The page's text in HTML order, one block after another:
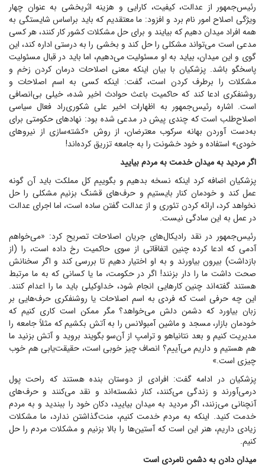
رئیس‌جمهور از عدالت، کیفیت، کارایی و هزینه اثربخشی به عنوان چهار
ویژگی اصلاح امور نام برد و افزود: ما معتقدیم که باید براساس شایستگی به
همه افراد میدان دهیم که بیایند و برای حل مشکلات کشور کار کنند، هر کسی
مدعی است می‌تواند مشکلی را حل کند و بخشی را به درستی اداره کند، این
گوی و این میدان، بیاید به او مسئولیت می‌دهیم، اما باید در قبال مسئولیت
پاسخگو باشد. پزشکیان با بیان اینکه معنی اصلاحات درمان کردن زخم و
مشکلات را برطرف کردن است، گفت: اینکه کسی به اسم اصلاحات و
روشنفکری ادعا کند که حاکمیت باعث حوادث اخیر شده، خیلی بی‌انصافی
است. اشاره رئیس‌جمهور به اظهارات اخیر علی شکوری‌راد فعال سیاسی
اصلاح‌طلب است که چندی پیش در مدعی شده بود: نهاد‌های حکومتی برای
به‌دست آوردن بهانه سرکوب معترضان، از روش «کشته‌سازی از نیرو‌های
خودی» استفاده و خود خشونت را به جامعه تزریق کرده‌اند!
اگر مردید به میدان خدمت به مردم بیایید
پزشکیان اضافه کرد اینکه نسخه بدهیم و بگوییم کل مملکت باید آن گونه
عمل کند و خودمان کنار بایستیم و حرف‌های قشنگ بزنیم مشکلی را حل
نخواهد کرد، ارائه کردن تئوری و از عدالت گفتن ساده است، اما اجرای عدالت
در عمل به این سادگی نیست.
رئیس‌جمهور در نقد رادیکال‌های جریان اصلاحات تصریح کرد: «می‌خواهم
آدمی که ادعا کرده چنین اتفاقاتی از سوی حاکمیت رخ داده است، را (از
بازداشت) بیرون بیاورند و به او اختیار دهیم تا بررسی کند و اگر سخنانش
صحت داشت ما را دار بزنند! اگر در حکومت، ما یا کسانی که به ما مرتبط
هستند گفته‌اند چنین کار‌هایی انجام شود، خداوکیلی باید ما را اعدام کنند.
این چه حرفی است که فردی به اسم اصلاحات یا روشنفکری حرف‌هایی بر
زبان بیاورد که دشمن دلش می‌خواهد؟ مگر ممکن است کاری کنیم که
خودمان بازار، مسجد و ماشین آمبولانس را به آتش بکشیم که مثلاً جامعه را
مدیریت کنیم و بعد نتانیاهو و ترامپ از آن‌سو بگویند بروید و آتش بزنید ما
هم هستیم و داریم می‌آییم؟ انصاف چیز خوبی است، حقیقت‌یابی هم خوب
چیزی است.»
پزشکیان در ادامه گفت: افرادی از دوستان بنده هستند که راحت پول
درمی‌آورند و زندگی می‌کنند، کنار نشسته‌اند و نقد می‌کنند و حرف‌های
آنچنانی می‌زنند، اگر مردید به میدان بیایید، دکان خود را ببندید و به مردم
خدمت کنید. اینکه به مردم خدمت کنیم، منت‌گذاشتن ندارد، ما مشکلات
زیادی داریم، هنر این است که آستین‌ها را بالا بزنیم و مشکلات مردم را حل
کنیم.
میدان دادن به دشمن نامردی است